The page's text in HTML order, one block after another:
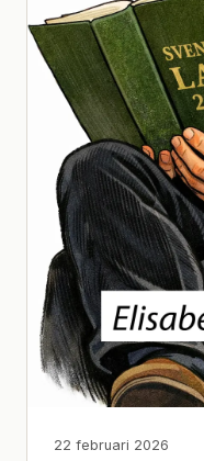
22 februari 2026